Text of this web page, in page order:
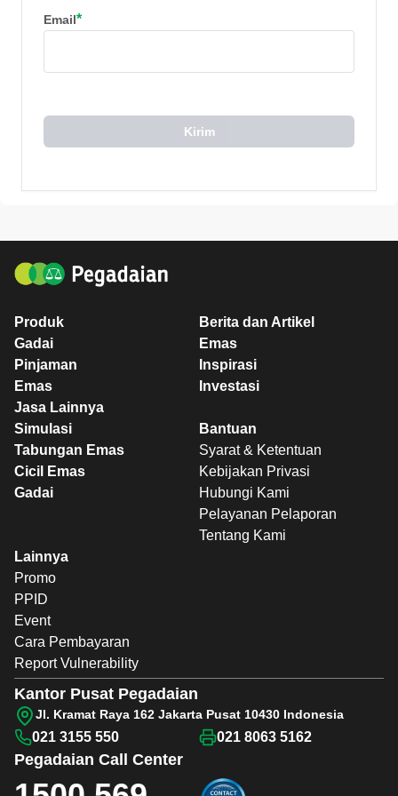
Email*
Kirim
Produk
Gadai
Pinjaman
Emas
Jasa Lainnya
Berita dan Artikel
Emas
Inspirasi
Investasi
Simulasi
Tabungan Emas
Cicil Emas
Gadai
Bantuan
Syarat & Ketentuan
Kebijakan Privasi
Hubungi Kami
Pelayanan Pelaporan
Tentang Kami
Lainnya
Promo
PPID
Event
Cara Pembayaran
Report Vulnerability
Pegadaian Call Center
Kantor Pusat Pegadaian
Jl. Kramat Raya 162 Jakarta Pusat 10430 Indonesia
021 3155 550 021 8063 5162